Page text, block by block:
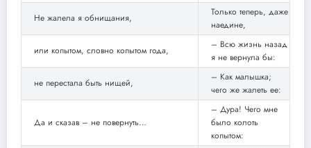
Не жалела я обнищания,
Только теперь, даже
наедине,
или копытом, словно копытом года,
– Всю жизнь назад
я не вернула бы:
не перестала быть нищей,
– Как малышка;
чего же жалеть ее:
Да и сказав – не повернуть…
– Дура! Чего мне
было колоть
копытом: